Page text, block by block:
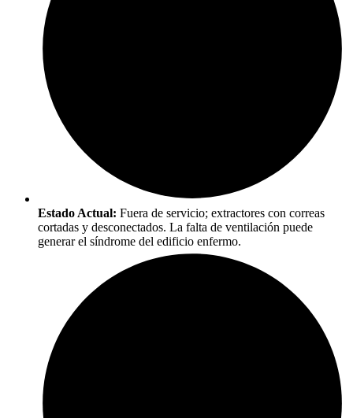
Estado Actual: Fuera de servicio; extractores con correas
cortadas y desconectados. La falta de ventilación puede
generar el síndrome del edificio enfermo.